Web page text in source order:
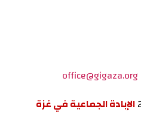
office@gigaza.org
الإبادة الجماعية في غزة